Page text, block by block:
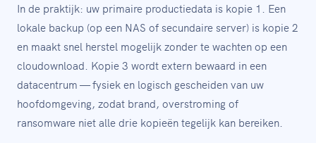
In de praktijk: uw primaire productiedata is kopie 1. Een
lokale backup (op een NAS of secundaire server) is kopie 2
en maakt snel herstel mogelijk zonder te wachten op een
cloudownload. Kopie 3 wordt extern bewaard in een
datacentrum — fysiek en logisch gescheiden van uw
hoofdomgeving, zodat brand, overstroming of
ransomware niet alle drie kopieën tegelijk kan bereiken.